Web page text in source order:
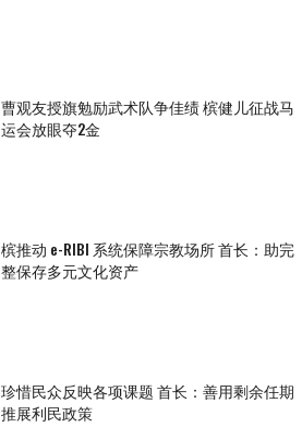
曹观友授旗勉励武术队争佳绩 槟健儿征战马
运会放眼夺2金
槟推动 e-RIBI 系统保障宗教场所 首长：助完
整保存多元文化资产
珍惜民众反映各项课题 首长：善用剩余任期
推展利民政策